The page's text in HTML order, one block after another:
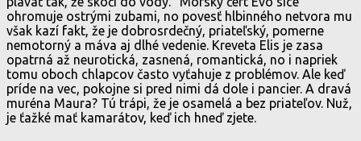
ohromuje ostrými zubami, no povesť hlbinného netvora mu
však kazí fakt, že je dobrosrdečný, priateľský, pomerne
nemotorný a máva aj dlhé vedenie. Kreveta Elis je zasa
opatrná až neurotická, zasnená, romantická, no i napriek
tomu oboch chlapcov často vyťahuje z problémov. Ale keď
príde na vec, pokojne si pred nimi dá dole i pancier. A dravá
muréna Maura? Tú trápi, že je osamelá a bez priateľov. Nuž,
je ťažké mať kamarátov, keď ich hneď zjete.